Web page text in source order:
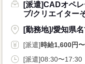
[派遣]CADオペ
ブ/クリエイター
[勤務地]/愛知県
[派遣]時給1,600円〜
[派遣]08:30〜17:30